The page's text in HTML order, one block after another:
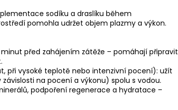
sodíku a draslíku během
pomohla udržet objem plazmy a výkon.
před zahájením zátěže – pomáhají připravit
při vysoké teplotě nebo intenzivní pocení): užít
na pocení a výkonu) spolu s vodou.
podpoření regenerace a hydratace –